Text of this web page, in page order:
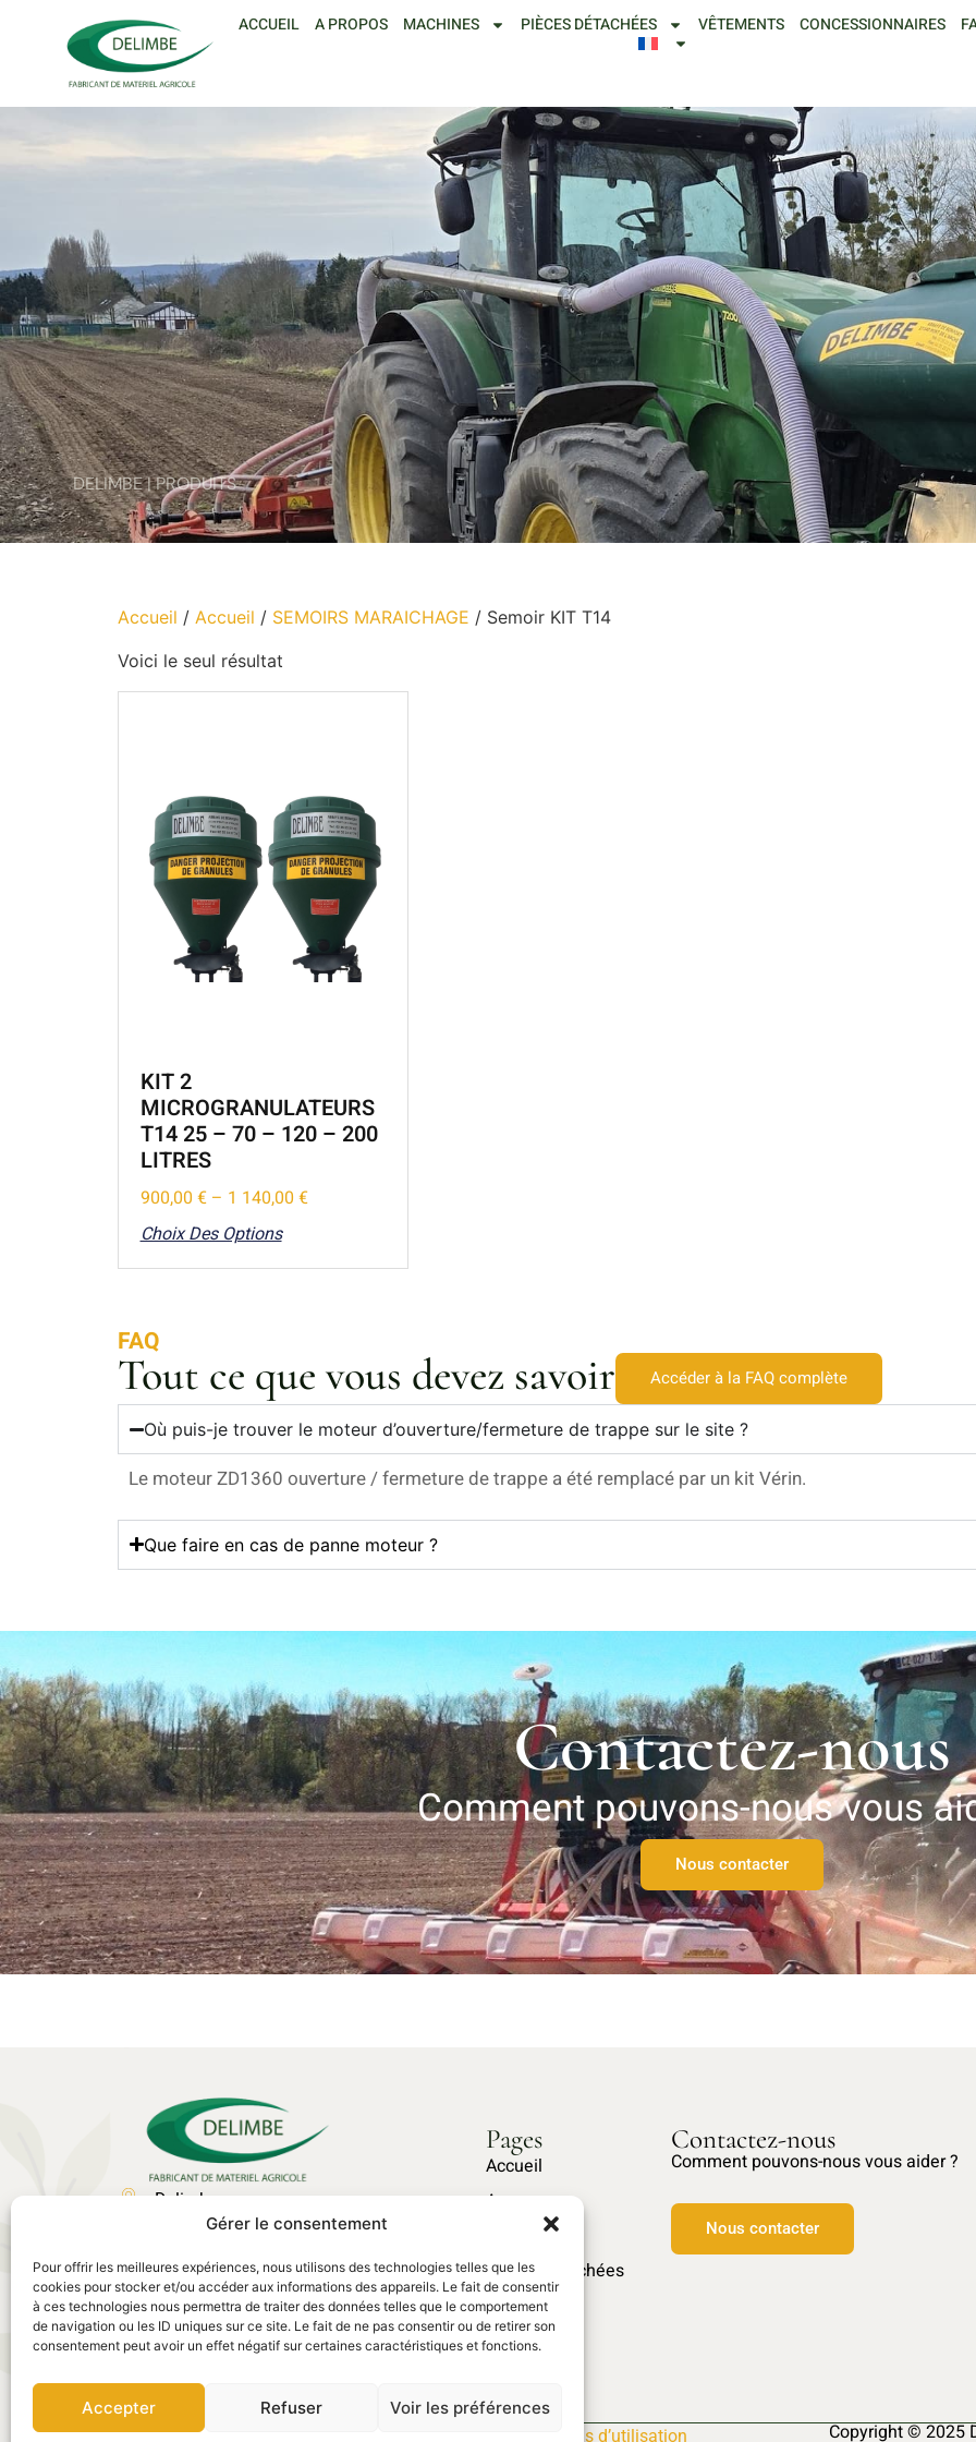
Gérer le consentement
Pour offrir les meilleures expériences, nous utilisons des technologies telles que les
cookies pour stocker et/ou accéder aux informations des appareils. Le fait de consentir
à ces technologies nous permettra de traiter des données telles que le comportement
de navigation ou les ID uniques sur ce site. Le fait de ne pas consentir ou de retirer son
consentement peut avoir un effet négatif sur certaines caractéristiques et fonctions.
Accepter Refuser Voir les préférences
ACCUEIL A PROPOS MACHINES PIÈCES DÉTACHÉES VÊTEMENTS CONCESSIONNAIRES
DELIMBE | PRODUITS
Accueil / Accueil / SEMOIRS MARAICHAGE / Semoir KIT T14
Voici le seul résultat
KIT 2
MICROGRANULATEURS
T14 25 – 70 – 120 – 200
LITRES
900,00 €– 1 140,00 €
Choix Des Options
FAQ
Tout ce que vous devez savoir Accéder à la FAQ complète
Où puis-je trouver le moteur d’ouverture/fermeture de trappe sur le site ?
Le moteur ZD1360 ouverture / fermeture de trappe a été remplacé par un kit Vérin.
Que faire en cas de panne moteur ?
Contactez-nous
Comment pouvons-nous vous
Nous contacter
Delimbe
Abbaye de Bonport
02 35 23 27 62
contact@delimbe.com
Pages
Accueil
A propos
Nos produits
Pièces détachées
Contactez-nous
Comment pouvons-nous vous aider ?
Nous contacter
Mentions légales Conditions d’utilisation Copyright © 2025